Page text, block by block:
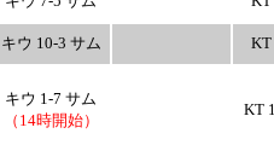
キウ 10-3 サム KT
キウ 1-7 サム
（14時開始）
KT